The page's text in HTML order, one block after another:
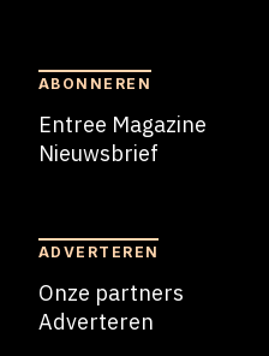
ABONNEREN
Entree Magazine
Nieuwsbrief
ADVERTEREN
Onze partners
Adverteren